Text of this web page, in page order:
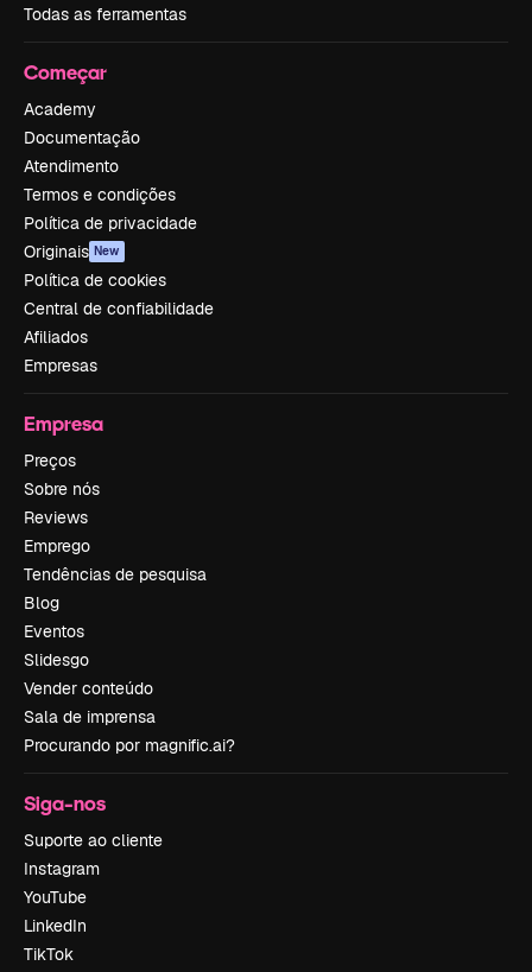
Todas as ferramentas
Começar
Academy
Documentação
Atendimento
Termos e condições
Política de privacidade
Originais New
Política de cookies
Central de confiabilidade
Afiliados
Empresas
Empresa
Preços
Sobre nós
Reviews
Emprego
Tendências de pesquisa
Blog
Eventos
Slidesgo
Vender conteúdo
Sala de imprensa
Procurando por magnific.ai?
Siga-nos
Suporte ao cliente
Instagram
YouTube
LinkedIn
TikTok